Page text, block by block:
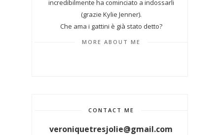
incredibilmente ha cominciato a indossarli
(grazie Kylie Jenner).
Che ama i gattini è già stato detto?
MORE ABOUT ME
CONTACT ME
veroniquetresjolie@gmail.com